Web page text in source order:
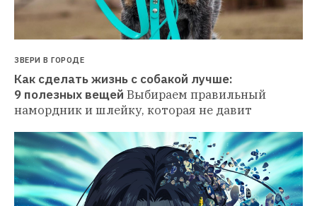
ЗВЕРИ В ГОРОДЕ
Как сделать жизнь с собакой лучше:
9 полезных вещей Выбираем правильный
намордник и шлейку, которая не давит